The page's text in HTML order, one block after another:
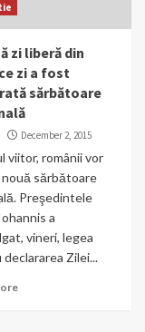
zi liberă din
zi a fost
sărbătoare
December 2, 2015
viitor, românii vor
nouă sărbătoare
Preşedintele
a
vineri, legea
Zilei...